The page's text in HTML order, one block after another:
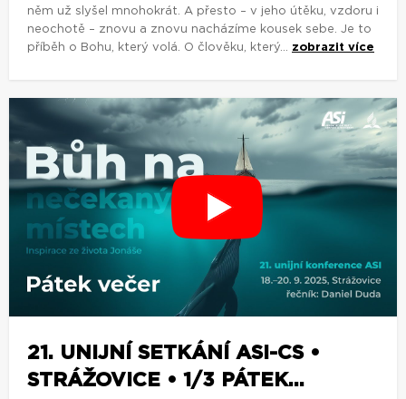
něm už slyšel mnohokrát. A přesto – v jeho útěku, vzdoru i
neochotě – znovu a znovu nacházíme kousek sebe. Je to
příběh o Bohu, který volá. O člověku, který... zobrazit více
21. UNIJNÍ SETKÁNÍ ASI-CS •
STRÁŽOVICE • 1/3 PÁTEK...